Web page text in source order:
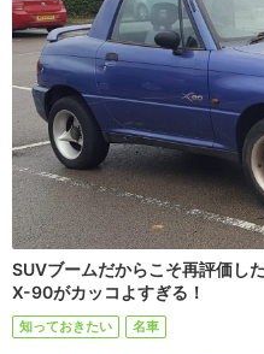
SUVブームだからこそ再評価し
X-90がカッコよすぎる！
知っておきたい 名車